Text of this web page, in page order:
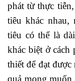
phát từ thực
tiêu khác nhau,
tiêu có thể là
khác biệt ở cách
thiết để đạt
quả mong